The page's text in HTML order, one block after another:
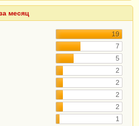
.Выбрать(ОбходРезультатаЗапро
);
.Следующий()
= "ПЭК / АДРЕС:
2 / с 9.00 до 16.00 /
ТранспортКомпания =
месяц
19
7
5
2
2
2
2
1